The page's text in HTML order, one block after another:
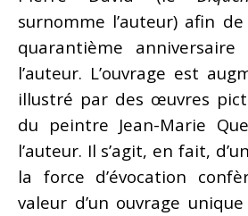
surnomme l’auteur) afin
quarantième
l’auteur. L’ouvrage est
illustré par des œuvres
du peintre Jean-Marie
l’auteur. Il s’agit, en fait,
la force d’évocation
valeur d’un ouvrage